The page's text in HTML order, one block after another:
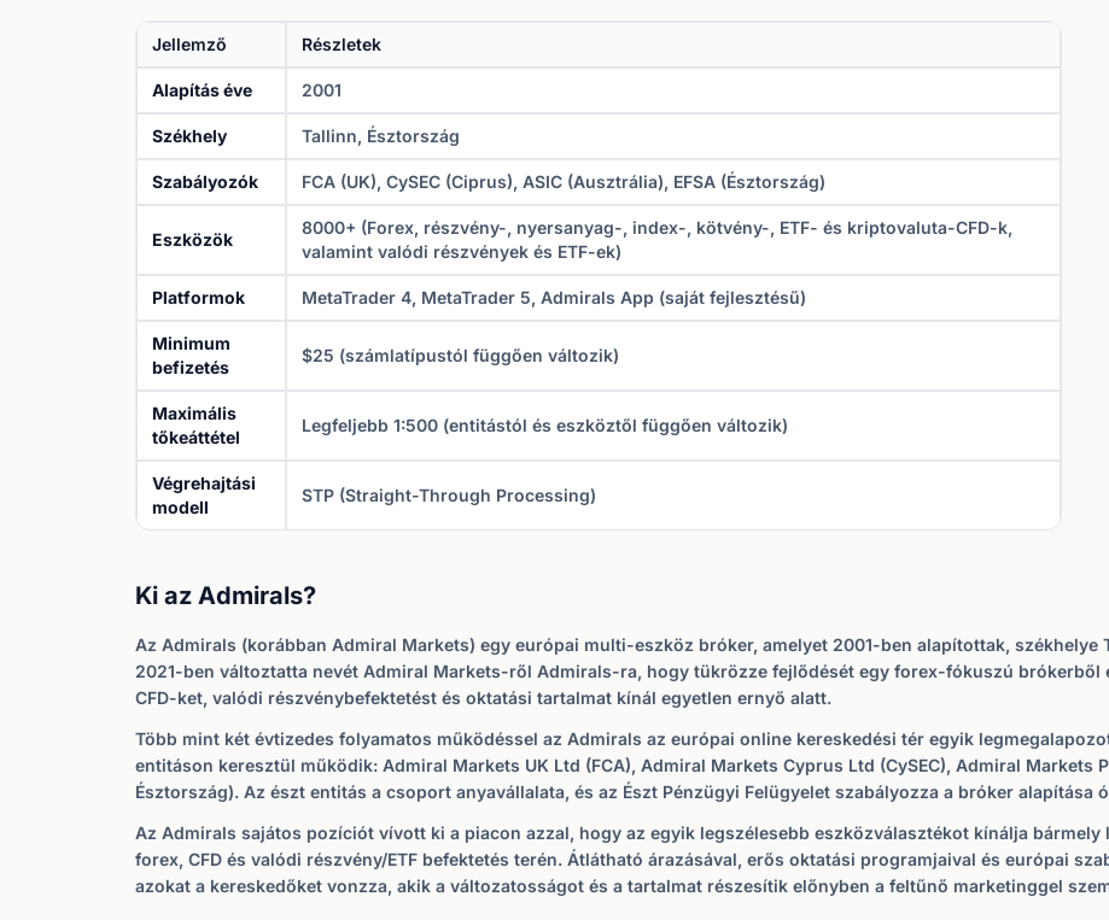
Jellemző Részletek
Alapítás éve 2001
Székhely Tallinn, Észtország
Szabályozók FCA (UK), CySEC (Ciprus), ASIC (Ausztrália), EFSA (Észtország)
Eszközök
8000+ (Forex, részvény-, nyersanyag-, index-, kötvény-, ETF- és kriptovaluta-CFD-k,
valamint valódi részvények és ETF-ek)
Platformok MetaTrader 4, MetaTrader 5, Admirals App (saját fejlesztésű)
Minimum
befizetés
$25 (számlatípustól függően változik)
Maximális
tőkeáttétel
Legfeljebb 1:500 (entitástól és eszköztől függően változik)
Végrehajtási
modell
STP (Straight-Through Processing)
Ki az Admirals?
Az Admirals (korábban Admiral Markets) egy európai multi-eszköz bróker, amelyet 2001-ben alapítottak, székhelye
2021-ben változtatta nevét Admiral Markets-ről Admirals-ra, hogy tükrözze fejlődését egy forex-fókuszú brókerből
CFD-ket, valódi részvénybefektetést és oktatási tartalmat kínál egyetlen ernyő alatt.
Több mint két évtizedes folyamatos működéssel az Admirals az európai online kereskedési tér egyik
entitáson keresztül működik: Admiral Markets UK Ltd (FCA), Admiral Markets Cyprus Ltd (CySEC), Admiral Markets
Észtország). Az észt entitás a csoport anyavállalata, és az Észt Pénzügyi Felügyelet szabályozza a bróker alapítása
Az Admirals sajátos pozíciót vívott ki a piacon azzal, hogy az egyik legszélesebb eszközválasztékot kínálja
forex, CFD és valódi részvény/ETF befektetés terén. Átlátható árazásával, erős oktatási programjaival és európai
azokat a kereskedőket vonzza, akik a változatosságot és a tartalmat részesítik előnyben a feltűnő marketinggel